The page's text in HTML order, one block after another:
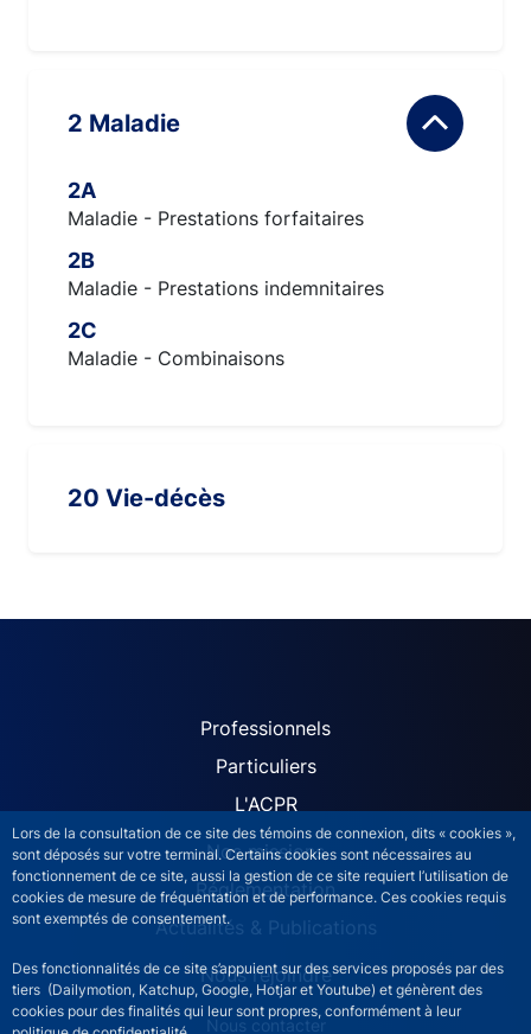
Lors de la consultation de ce site des témoins de connexion, dits « cookies »,
sont déposés sur votre terminal. Certains cookies sont nécessaires au
fonctionnement de ce site, aussi la gestion de ce site requiert l’utilisation de
cookies de mesure de fréquentation et de performance. Ces cookies requis
sont exemptés de consentement.
Des fonctionnalités de ce site s’appuient sur des services proposés par des
tiers (Dailymotion, Katchup, Google, Hotjar et Youtube) et génèrent des
cookies pour des finalités qui leur sont propres, conformément à leur
2 Maladie
2A
Maladie - Prestations forfaitaires
2B
Maladie - Prestations indemnitaires
2C
Maladie - Combinaisons
20 Vie-décès
ACPR site navigation
Professionnels
Particuliers
L'ACPR
Nos missions
Réglementation
Actualités & Publications
Nous rejoindre
ACPR footer secondary menu (French)
Nous contacter